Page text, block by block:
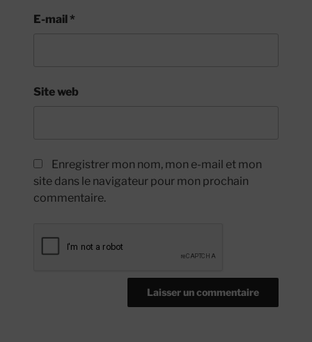
E-mail *
Site web
Enregistrer mon nom, mon e-mail et mon
site dans le navigateur pour mon prochain
commentaire.